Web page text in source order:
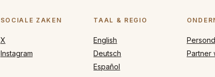
SOCIALE ZAKEN
X
Instagram
TAAL & REGIO
English
Deutsch
Español
Partner